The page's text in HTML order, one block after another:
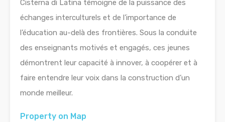
Cisterna di Latina témoigne de la puissance des
échanges interculturels et de l’importance de
l’éducation au-delà des frontières. Sous la conduite
des enseignants motivés et engagés, ces jeunes
démontrent leur capacité à innover, à coopérer et à
faire entendre leur voix dans la construction d’un
monde meilleur.
Property on Map